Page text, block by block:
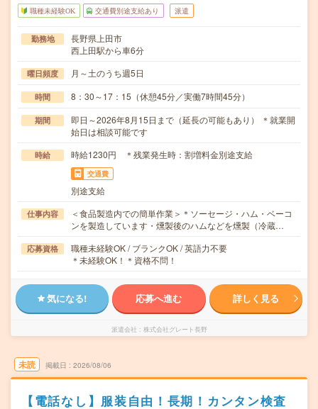
職種未経験OK 交通費別途支給あり 派遣
勤務地
長野県上田市
西上田駅から車6分
曜日頻度 月～土のうち週5日
時間 8：30～17：15（休憩45分／実働7時間45分）
期間
即日～2026年8月15日まで（延長の可能もあり） ＊就業開
始日は相談可能です
時給 時給1230円 ＊残業発生時：割増料金別途支給
交通費
別途支給
仕事内容
＜食品製造内での簡単作業＞＊ソーセージ・ハム・ベーコ
ンを製造しています・燻製後のハムなどを燻製（冷蔵…
応募資格
職種未経験OK / ブランクOK / 英語力不要
＊未経験OK！＊資格不問！
気になる! 応募へ進む 詳しく見る
派遣会社 株式会社グレート長野
未読 掲載日 2026/08/06
【電話なし】服装自由！長期！カンタン検査